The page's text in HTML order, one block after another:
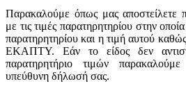
Παρακαλούμε όπως μας αποστείλετε
με τις τιμές παρατηρητηρίου στην
παρατηρητηρίου και η τιμή αυτού
ΕΚΑΠΤΥ. Εάν το είδος δεν
παρατηρητήριο τιμών
υπεύθυνη δήλωσή σας.